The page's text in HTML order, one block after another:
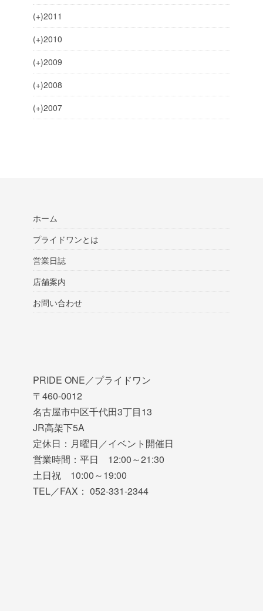
(+)2011
(+)2010
(+)2009
(+)2008
(+)2007
ホーム
プライドワンとは
営業日誌
店舗案内
お問い合わせ
PRIDE ONE／プライドワン
〒460-0012
名古屋市中区千代田3丁目13
JR高架下5A
定休日：月曜日／イベント開催日
営業時間：平日 12:00～21:30
土日祝 10:00～19:00
TEL／FAX： 052-331-2344